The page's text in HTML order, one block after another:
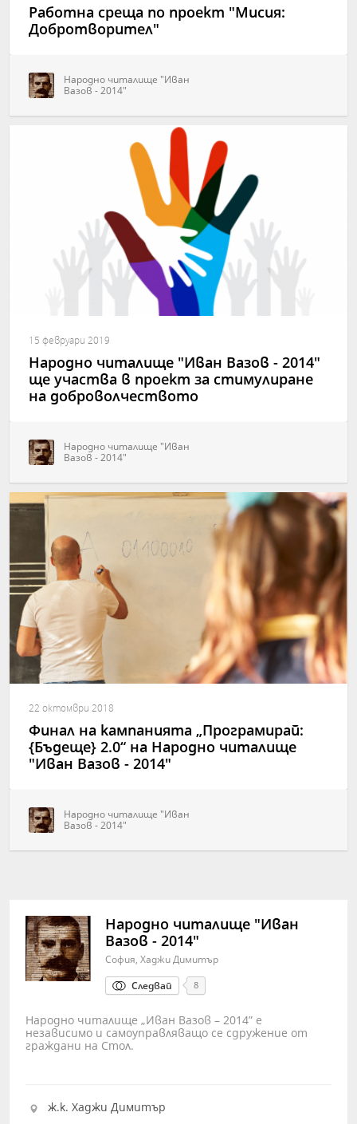
Работна среща по проект "Мисия:
Добротворител"
Народно читалище "Иван
Вазов - 2014"
15 февруари 2019
Народно читалище "Иван Вазов - 2014"
ще участва в проект за стимулиране
на доброволчеството
Народно читалище "Иван
Вазов - 2014"
22 октомври 2018
Финал на кампанията „Програмирай:
{Бъдеще} 2.0“ на Народно читалище
"Иван Вазов - 2014"
Народно читалище "Иван
Вазов - 2014"
Народно читалище "Иван
Вазов - 2014"
София, Хаджи Димитър
Следвай
8
Народно читалище „Иван Вазов – 2014” е
независимо и самоуправляващо се сдружение от
граждани на Стол.
ж.к. Хаджи Димитър